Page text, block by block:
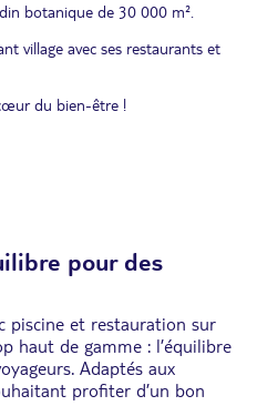
botanique de 30 000 m².
village avec ses restaurants et
du bien-être !
pour des
piscine et restauration sur
haut de gamme : l’équilibre
Adaptés aux
profiter d’un bon